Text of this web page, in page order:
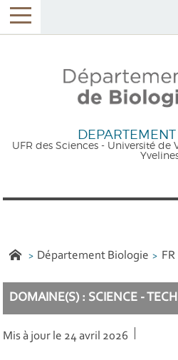
UFR des Sciences - Université de
Département Biologie FR
DOMAINE(S) : SCIENCE -
Mis à jour le 24 avril 2026